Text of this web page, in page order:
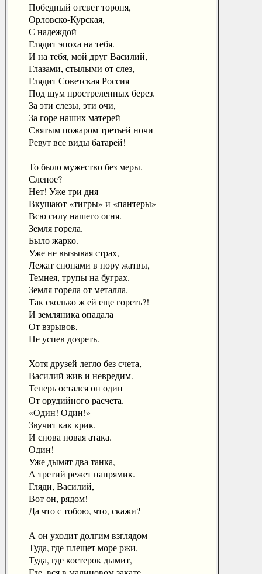
Победный отсвет торопя,
Орловско-Курская,
С надеждой
Глядит эпоха на тебя.
И на тебя, мой друг Василий,
Глазами, стылыми от слез,
Глядит Советская Россия
Под шум простреленных берез.
За эти слезы, эти очи,
За горе наших матерей
Святым пожаром третьей ночи
Ревут все виды батарей!
То было мужество без меры.
Слепое?
Нет! Уже три дня
Вкушают «тигры» и «пантеры»
Всю силу нашего огня.
Земля горела.
Было жарко.
Уже не вызывая страх,
Лежат снопами в пору жатвы,
Темнея, трупы на буграх.
Земля горела от металла.
Так сколько ж ей еще гореть?!
И земляника опадала
От взрывов,
Не успев дозреть.
Хотя друзей легло без счета,
Василий жив и невредим.
Теперь остался он один
От орудийного расчета.
«Один! Один!» —
Звучит как крик.
И снова новая атака.
Один!
Уже дымят два танка,
А третий режет напрямик.
Гляди, Василий,
Вот он, рядом!
Да что с тобою, что, скажи?
А он уходит долгим взглядом
Туда, где плещет море ржи,
Туда, где костерок дымит,